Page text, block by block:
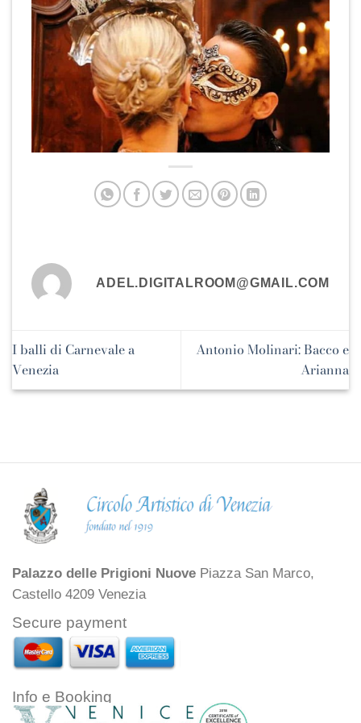
ADEL.DIGITALROOM@GMAIL.COM
I balli di Carnevale a
Venezia
Antonio Molinari: Bacco e
Arianna
Palazzo delle Prigioni Nuove Piazza San Marco,
Castello 4209 Venezia
Secure payment
Info e Booking